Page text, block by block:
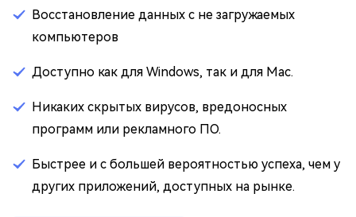
Восстановление данных с не загружаемых
компьютеров
Доступно как для Windows, так и для Mac.
Никаких скрытых вирусов, вредоносных
программ или рекламного ПО.
Быстрее и с большей вероятностью успеха, чем у
других приложений, доступных на рынке.